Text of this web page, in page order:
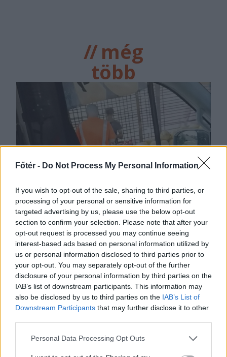
Főtér - Do Not Process My Personal Information
If you wish to opt-out of the sale, sharing to third parties, or
processing of your personal or sensitive information for
targeted advertising by us, please use the below opt-out
section to confirm your selection. Please note that after your
opt-out request is processed you may continue seeing
interest-based ads based on personal information utilized by
us or personal information disclosed to third parties prior to
your opt-out. You may separately opt-out of the further
disclosure of your personal information by third parties on the
IAB’s list of downstream participants. This information may
also be disclosed by us to third parties on the IAB’s List of
Downstream Participants that may further disclose it to other
Personal Data Processing Opt Outs
//még
több
főtér.ro
2026. AUGUSZTUS 08., SZOMBAT
Beteg kisgyermeket
szállított a mentős,
amikor megállt dinnyét
vásárolni az út szélén –
hírmix
Rohamtempóban kellene
akar blackoutot a közeljövőben.